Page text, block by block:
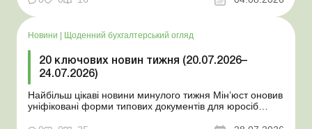
Новини | Щоденний бухгалтерський огляд
20 ключових новин тижня (20.07.2026–
24.07.2026)
Найбільш цікаві новини минулого тижня Мін’юст оновив
уніфіковані форми типових документів для юросіб